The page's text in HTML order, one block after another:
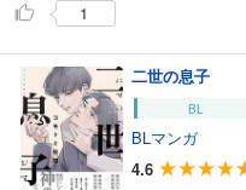
1
二世の息子
BL
BLマンガ
4.6